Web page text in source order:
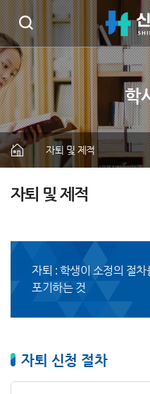
자퇴 및 제적
자퇴 및 제적
자퇴 : 학생이 소정의 절
포기하는 것
자퇴 신청 절차